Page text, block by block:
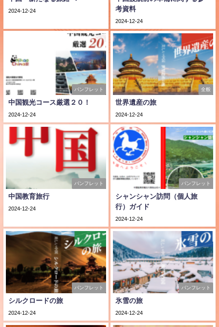
2024-12-24
考資料
2024-12-24
パンフレット
中国観光コース厳選２０！
2024-12-24
全般
世界遺産の旅
2024-12-24
パンフレット
中国教育旅行
2024-12-24
パンフレット
シャンシャン訪問（個人旅
行）ガイド
2024-12-24
パンフレット
シルクロードの旅
2024-12-24
パンフレット
氷雪の旅
2024-12-24